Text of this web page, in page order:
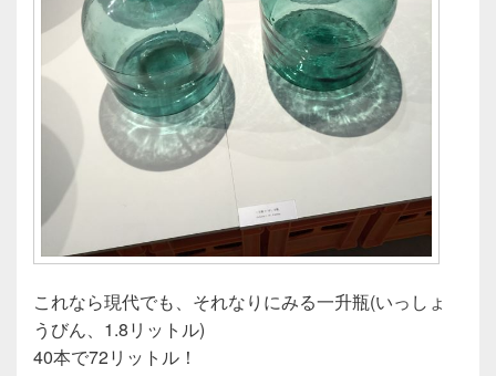
これなら現代でも、それなりにみる一升瓶(いっしょ
うびん、1.8リットル)
40本で72リットル！